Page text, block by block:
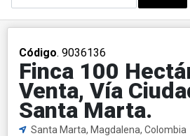
Código. 9036136
Finca 100
Venta, Vía
Santa Marta.
Santa Marta, Magdalena, Colombia